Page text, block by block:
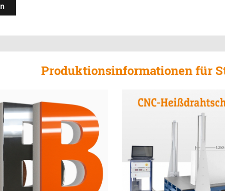
Produktionsinformationen für